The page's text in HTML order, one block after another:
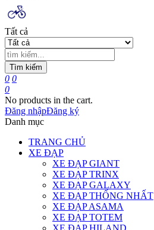
Tất cả
Tìm kiếm
0 0
0
No products in the cart.
Đăng nhậpĐăng ký
Danh mục
TRANG CHỦ
XE ĐẠP
XE ĐẠP GIANT
XE ĐẠP TRINX
XE ĐẠP GALAXY
XE ĐẠP THỐNG NHẤT
XE ĐẠP ASAMA
XE ĐẠP TOTEM
XE ĐẠP HILAND